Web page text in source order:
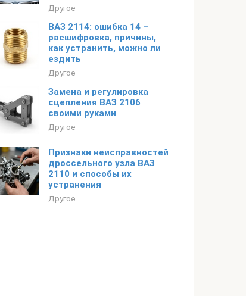
Другое
ВАЗ 2114: ошибка 14 –
расшифровка, причины,
как устранить, можно ли
ездить
Другое
Замена и регулировка
сцепления ВАЗ 2106
своими руками
Другое
Признаки неисправностей
дроссельного узла ВАЗ
2110 и способы их
устранения
Другое